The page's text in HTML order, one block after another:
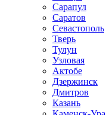
Сарапул
Саратов
Севастополь
Тверь
Тулун
Узловая
Актобе
Дзержинск
Дмитров
Казань